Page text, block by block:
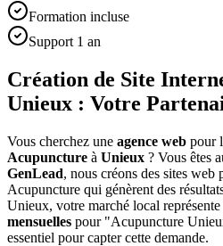
Formation incluse
Support 1 an
Création de Site
Unieux : Votre
Vous cherchez une agence web pour
Acupuncture à Unieux ? Vous êtes
GenLead, nous créons des sites web
Acupuncture qui génèrent des
Unieux, votre marché local
mensuelles pour "Acupuncture
essentiel pour capter cette demande.